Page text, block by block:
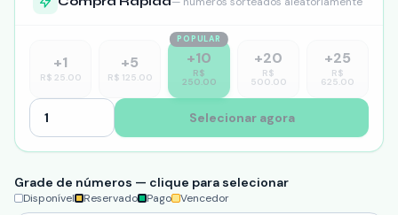
+1
R$ 25.00
+5
R$ 125.00
POPULAR
+10
R$
250.00
+20
R$
500.00
+25
R$
625.00
Selecionar agora
Grade de números — clique para selecionar
Disponível Reservado Pago Vencedor